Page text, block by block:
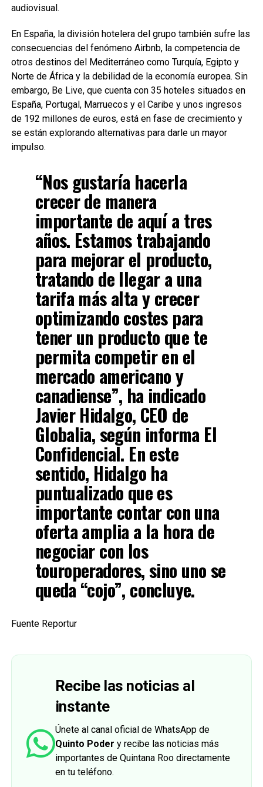
audiovisual.
En España, la división hotelera del grupo también sufre las
consecuencias del fenómeno Airbnb, la competencia de
otros destinos del Mediterráneo como Turquía, Egipto y
Norte de África y la debilidad de la economía europea. Sin
embargo, Be Live, que cuenta con 35 hoteles situados en
España, Portugal, Marruecos y el Caribe y unos ingresos
de 192 millones de euros, está en fase de crecimiento y
se están explorando alternativas para darle un mayor
impulso.
“Nos gustaría hacerla
crecer de manera
importante de aquí a tres
años. Estamos trabajando
para mejorar el producto,
tratando de llegar a una
tarifa más alta y crecer
optimizando costes para
tener un producto que te
permita competir en el
mercado americano y
canadiense”, ha indicado
Javier Hidalgo, CEO de
Globalia, según informa El
Confidencial. En este
sentido, Hidalgo ha
puntualizado que es
importante contar con una
oferta amplia a la hora de
negociar con los
touroperadores, sino uno se
queda “cojo”, concluye.
Fuente Reportur
Recibe las noticias al
instante
Únete al canal oficial de WhatsApp de
Quinto Poder y recibe las noticias más
importantes de Quintana Roo directamente
en tu teléfono.